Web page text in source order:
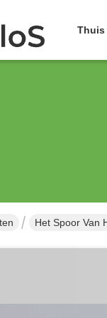
Thuis
Het Spoor Van